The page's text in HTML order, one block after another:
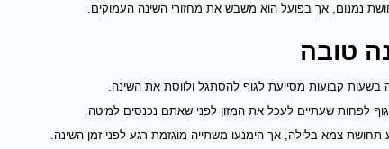
נמנום, אך בפועל הוא משבש את מחזורי השינה העמוקים.
טובה
בשעות קבועות מסייעת לגוף להסתגל ולווסת את השינה.
לפחות שעתיים לעכל את המזון לפני שאתם נכנסים למיטה.
תחושת צמא בלילה, אך הימנעו משתייה מוגזמת רגע לפני זמן השינה.